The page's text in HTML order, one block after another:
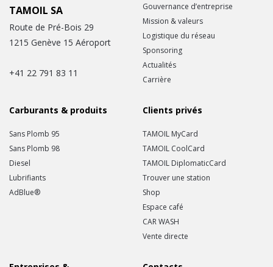
TAMOIL SA
Route de Pré-Bois 29
1215 Genève 15 Aéroport
+41 22 791 83 11
Gouvernance d’entreprise
Mission & valeurs
Logistique du réseau
Sponsoring
Actualités
Carrière
Carburants & produits
Sans Plomb 95
Sans Plomb 98
Diesel
Lubrifiants
AdBlue®
Clients privés
TAMOIL MyCard
TAMOIL CoolCard
TAMOIL DiplomaticCard
Trouver une station
Shop
Espace café
CAR WASH
Vente directe